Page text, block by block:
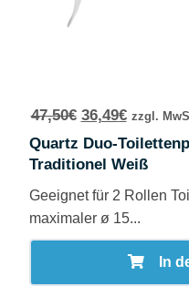
47,50€ 36,49€ zzgl.
Quartz Duo-
Traditionel Weiß
Geeignet für 2 Rollen
maximaler ø 15...
In